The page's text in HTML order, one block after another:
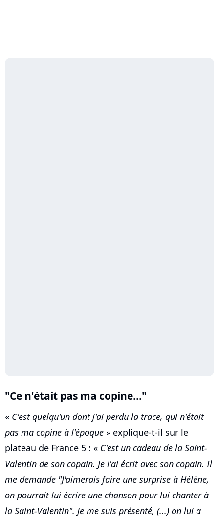
"Ce n'était pas ma copine..."
« C'est quelqu'un dont j'ai perdu la trace, qui n'était
pas ma copine à l'époque » explique-t-il sur le
plateau de France 5 : « C'est un cadeau de la Saint-
Valentin de son copain. Je l'ai écrit avec son copain. Il
me demande "J'aimerais faire une surprise à Hélène,
on pourrait lui écrire une chanson pour lui chanter à
la Saint-Valentin". Je me suis présenté, (...) on lui a